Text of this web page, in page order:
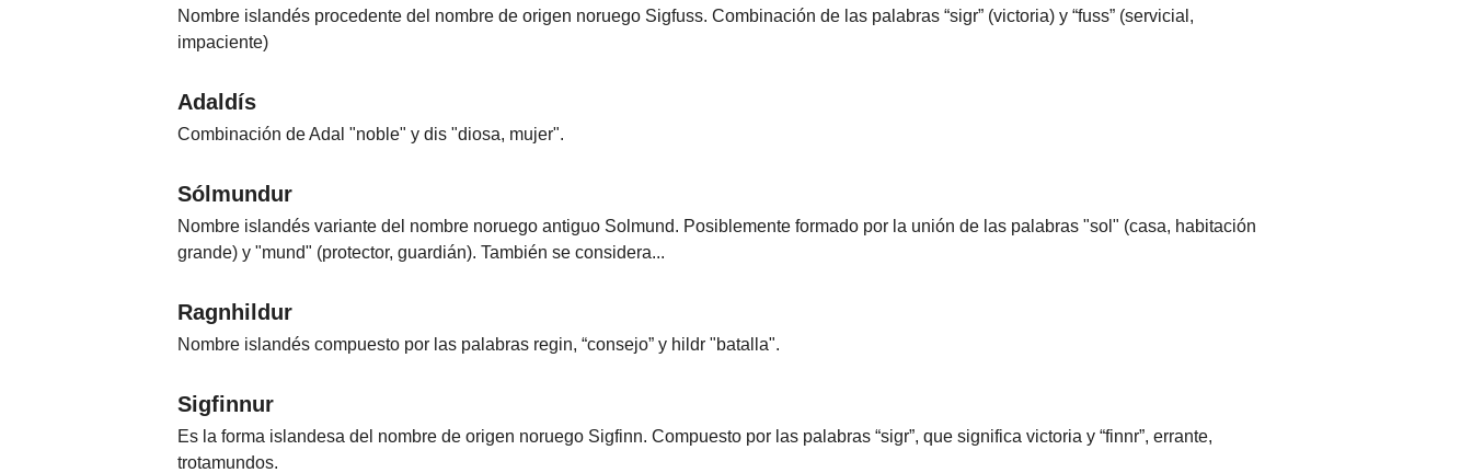
Nombre islandés procedente del nombre de origen noruego Sigfuss. Combinación de las palabras “sigr” (victoria) y “fuss” (servicial,
impaciente)
Adaldís
Combinación de Adal "noble" y dis "diosa, mujer".
Sólmundur
Nombre islandés variante del nombre noruego antiguo Solmund. Posiblemente formado por la unión de las palabras "sol" (casa, habitación
grande) y "mund" (protector, guardián). También se considera...
Ragnhildur
Nombre islandés compuesto por las palabras regin, “consejo” y hildr "batalla".
Sigfinnur
Es la forma islandesa del nombre de origen noruego Sigfinn. Compuesto por las palabras “sigr”, que significa victoria y “finnr”, errante,
trotamundos.